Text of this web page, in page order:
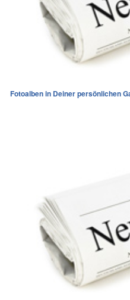
Fotoalben in Deiner persönlichen